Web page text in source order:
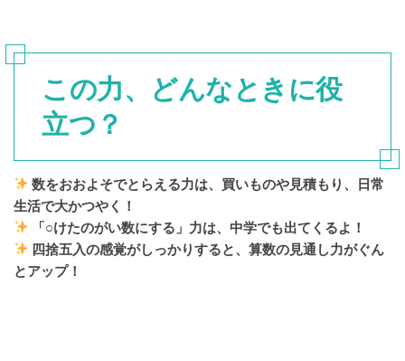
この力、どんなときに役
立つ？
数をおおよそでとらえる力は、買いものや見積もり、日常
生活で大かつやく！
「○けたのがい数にする」力は、中学でも出てくるよ！
四捨五入の感覚がしっかりすると、算数の見通し力がぐん
とアップ！